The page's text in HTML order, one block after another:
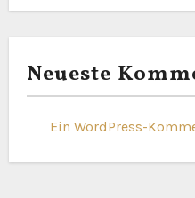
Neueste
Ein WordPress-